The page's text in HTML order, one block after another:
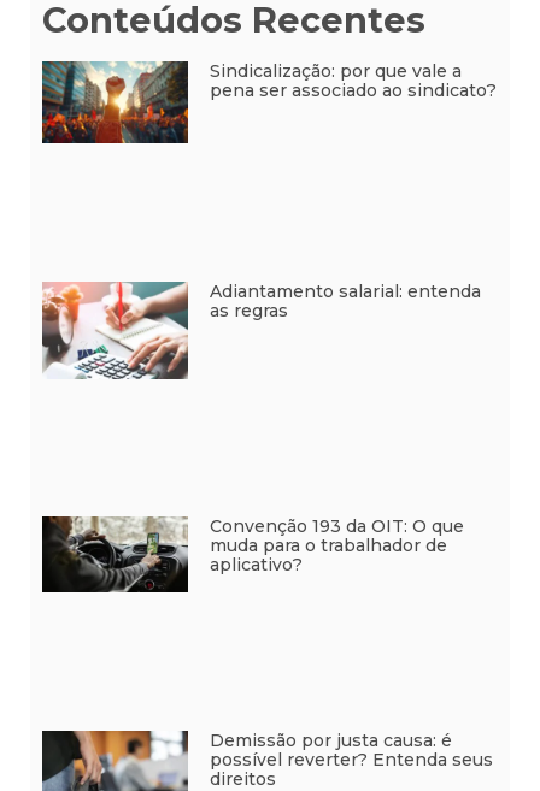
Conteúdos Recentes
Sindicalização: por que vale a
pena ser associado ao sindicato?
Adiantamento salarial: entenda
as regras
Convenção 193 da OIT: O que
muda para o trabalhador de
aplicativo?
Demissão por justa causa: é
possível reverter? Entenda seus
direitos